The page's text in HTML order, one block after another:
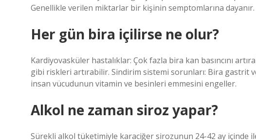
Genellikle verilen miktarlar bir kişinin semptomlarına dayanır.
Her gün bira içilirse ne olur?
Kardiyovasküler hastalıklar: Çok fazla bira kan basıncını
gibi riskleri artırabilir. Sindirim sistemi sorunları: Bira gastrit
insan vücudunun vitamin ve besinleri emmesini engeller.
Alkol ne zaman siroz yapar?
Sürekli alkol tüketimiyle karaciğer sirozunun 24-42 ay içinde